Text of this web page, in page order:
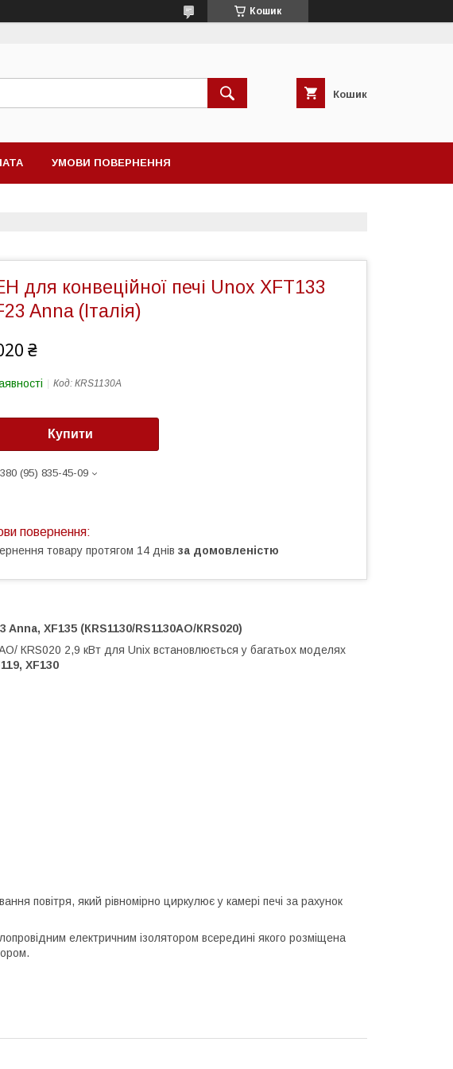
Кошик
Кошик
УМОВИ ПОВЕРНЕННЯ
для конвеційної печі Unox XFT133
Anna (Італія)
₴
Код: КRS1130A
Купити
(95) 835-45-09
товару протягом 14 днів за домовленістю
Anna, XF135 (КRS1130/RS1130АО/КRS020)
КRS020 2,9 кВт для Unix встановлюється у багатьох моделях
XF130
повітря, який рівномірно циркулює у камері печі за рахунок
електричним ізолятором всередині якого розміщена